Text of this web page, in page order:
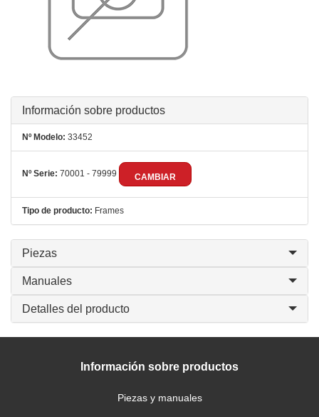
Información sobre productos
Nº Modelo: 33452
Nº Serie: 70001 - 79999 CAMBIAR
Tipo de producto: Frames
Piezas
Manuales
Detalles del producto
Información sobre productos
Piezas y manuales